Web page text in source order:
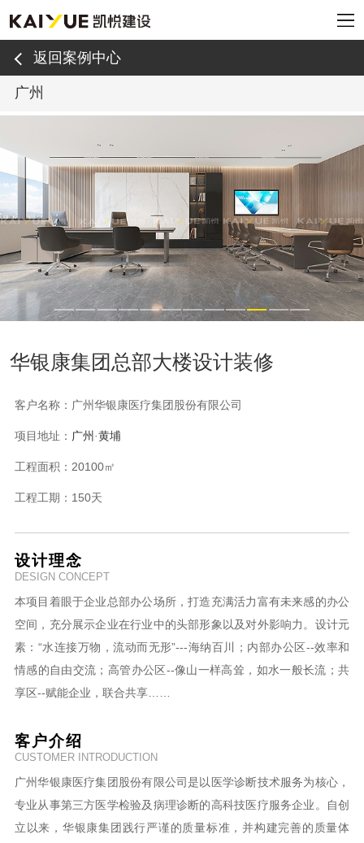
返回案例中心
广州
华银康集团总部大楼设计装修
客户名称： 广州华银康医疗集团股份有限公司
项目地址： 广州 ·黄埔
工程面积： 20100㎡
工程工期： 150天
设计理念
DESIGN CONCEPT
本项目着眼于企业总部办公场所，打造充满活力富有未来感的办公
空间，充分展示企业在行业中的头部形象以及对外影响力。设计元
素：“水连接万物，流动而无形”---海纳百川；内部办公区--效率和
情感的自由交流；高管办公区--像山一样高耸，如水一般长流；共
享区--赋能企业，联合共享……
客户介绍
CUSTOMER INTRODUCTION
广州华银康医疗集团股份有限公司是以医学诊断技术服务为核心，
专业从事第三方医学检验及病理诊断的高科技医疗服务企业。自创
立以来，华银康集团践行严谨的质量标准，并构建完善的质量体